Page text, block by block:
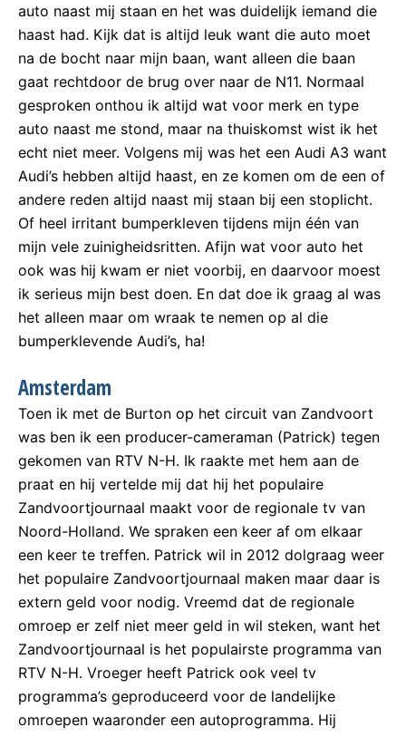
auto naast mij staan en het was duidelijk iemand die
haast had. Kijk dat is altijd leuk want die auto moet
na de bocht naar mijn baan, want alleen die baan
gaat rechtdoor de brug over naar de N11. Normaal
gesproken onthou ik altijd wat voor merk en type
auto naast me stond, maar na thuiskomst wist ik het
echt niet meer. Volgens mij was het een Audi A3 want
Audi’s hebben altijd haast, en ze komen om de een of
andere reden altijd naast mij staan bij een stoplicht.
Of heel irritant bumperkleven tijdens mijn één van
mijn vele zuinigheidsritten. Afijn wat voor auto het
ook was hij kwam er niet voorbij, en daarvoor moest
ik serieus mijn best doen. En dat doe ik graag al was
het alleen maar om wraak te nemen op al die
bumperklevende Audi’s, ha!
Amsterdam
Toen ik met de Burton op het circuit van Zandvoort
was ben ik een producer-cameraman (Patrick) tegen
gekomen van RTV N-H. Ik raakte met hem aan de
praat en hij vertelde mij dat hij het populaire
Zandvoortjournaal maakt voor de regionale tv van
Noord-Holland. We spraken een keer af om elkaar
een keer te treffen. Patrick wil in 2012 dolgraag weer
het populaire Zandvoortjournaal maken maar daar is
extern geld voor nodig. Vreemd dat de regionale
omroep er zelf niet meer geld in wil steken, want het
Zandvoortjournaal is het populairste programma van
RTV N-H. Vroeger heeft Patrick ook veel tv
programma’s geproduceerd voor de landelijke
omroepen waaronder een autoprogramma. Hij